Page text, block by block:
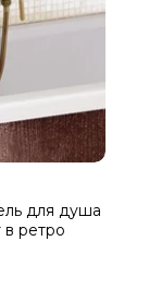
для душа
в ретро